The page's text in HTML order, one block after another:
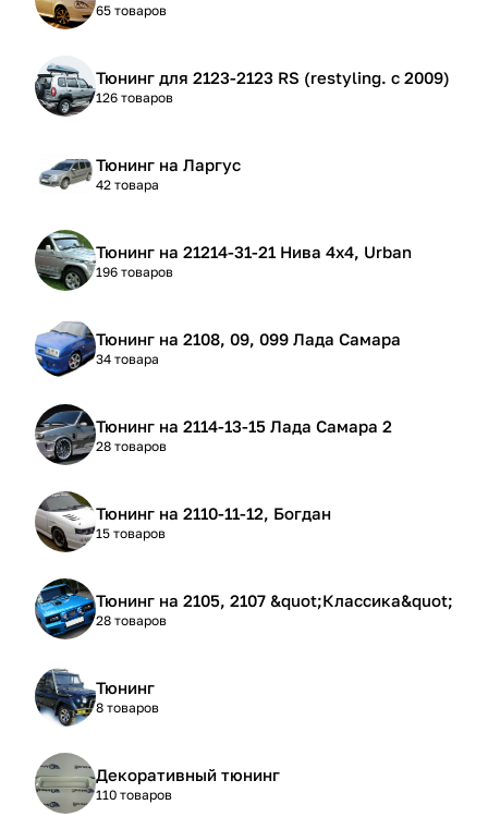
65 товаров
Тюнинг для 2123-2123 RS (restyling. с 2009)
126 товаров
Тюнинг на Ларгус
42 товара
Тюнинг на 21214-31-21 Нива 4х4, Urban
196 товаров
Тюнинг на 2108, 09, 099 Лада Самара
34 товара
Тюнинг на 2114-13-15 Лада Самара 2
28 товаров
Тюнинг на 2110-11-12, Богдан
15 товаров
Тюнинг на 2105, 2107 &quot;Классика&quot;
28 товаров
Тюнинг
8 товаров
Декоративный тюнинг
110 товаров